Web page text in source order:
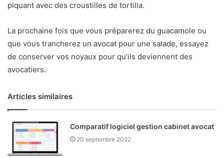
piquant avec des croustilles de tortilla.
La prochaine fois que vous préparerez du guacamole ou
que vous trancherez un avocat pour une salade, essayez
de conserver vos noyaux pour qu’ils deviennent des
avocatiers.
Articles similaires
Comparatif logiciel gestion cabinet avocat
20 septembre 2022